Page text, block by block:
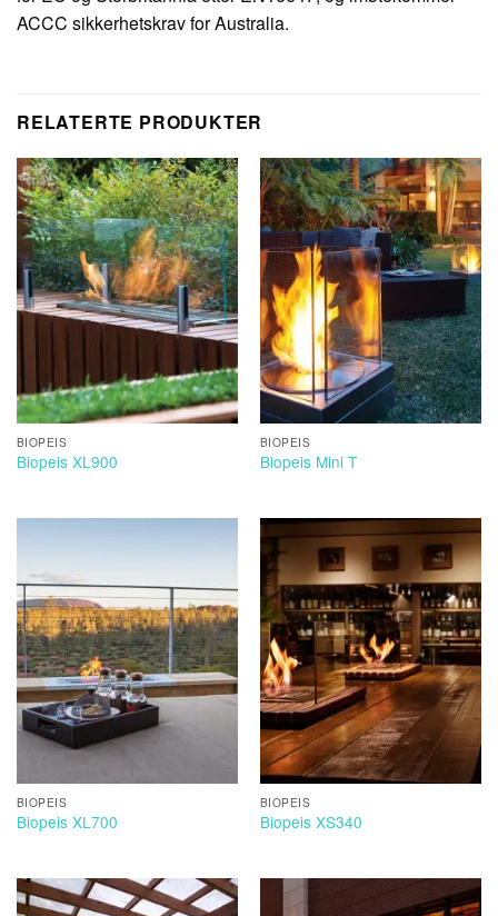
ACCC sikkerhetskrav for Australia.
RELATERTE PRODUKTER
BIOPEIS
Biopeis XL900
BIOPEIS
Biopeis Mini T
BIOPEIS
Biopeis XL700
BIOPEIS
Biopeis XS340